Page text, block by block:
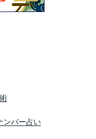
ンバー占い